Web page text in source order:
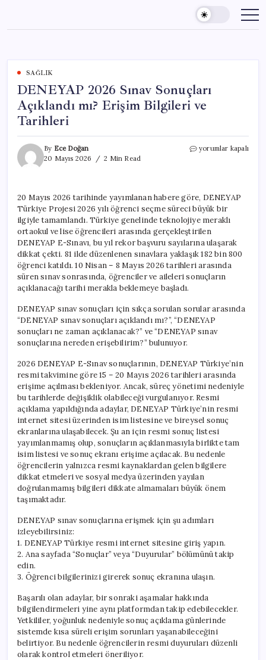
content
SAĞLIK
DENEYAP 2026 Sınav Sonuçları
Açıklandı mı? Erişim Bilgileri ve
Tarihleri
By Ece Doğan
20 Mayıs 2026
2 Min Read
DENEYAP
mı?
Erişim
Bilgileri
ve
Tarihleri
yorumlar kapalı
20 Mayıs 2026 tarihinde yayımlanan habere göre, DENEYAP
Türkiye Projesi 2026 yılı öğrenci seçme süreci büyük bir
ilgiyle tamamlandı. Türkiye genelinde teknolojiye meraklı
ortaokul ve lise öğrencileri arasında gerçekleştirilen
DENEYAP E-Sınavı, bu yıl rekor başvuru sayılarına ulaşarak
dikkat çekti. 81 ilde düzenlenen sınavlara yaklaşık 182 bin 800
öğrenci katıldı. 10 Nisan – 8 Mayıs 2026 tarihleri arasında
süren sınav sonrasında, öğrenciler ve aileleri sonuçların
açıklanacağı tarihi merakla beklemeye başladı.
DENEYAP sınav sonuçları için sıkça sorulan sorular arasında
“DENEYAP sınav sonuçları açıklandı mı?”, “DENEYAP
sonuçları ne zaman açıklanacak?” ve “DENEYAP sınav
sonuçlarına nereden erişebilirim?” bulunuyor.
2026 DENEYAP E-Sınav sonuçlarının, DENEYAP Türkiye’nin
resmi takvimine göre 15 – 20 Mayıs 2026 tarihleri arasında
erişime açılması bekleniyor. Ancak, süreç yönetimi nedeniyle
bu tarihlerde değişiklik olabileceği vurgulanıyor. Resmi
açıklama yapıldığında adaylar, DENEYAP Türkiye’nin resmi
internet sitesi üzerinden isim listesine ve bireysel sonuç
ekranlarına ulaşabilecek. Şu an için resmi sonuç listesi
yayımlanmamış olup, sonuçların açıklanmasıyla birlikte tam
isim listesi ve sonuç ekranı erişime açılacak. Bu nedenle
öğrencilerin yalnızca resmi kaynaklardan gelen bilgilere
dikkat etmeleri ve sosyal medya üzerinden yayılan
doğrulanmamış bilgileri dikkate almamaları büyük önem
taşımaktadır.
DENEYAP sınav sonuçlarına erişmek için şu adımları
izleyebilirsiniz:
1. DENEYAP Türkiye resmi internet sitesine giriş yapın.
2. Ana sayfada “Sonuçlar” veya “Duyurular” bölümünü takip
edin.
3. Öğrenci bilgilerinizi girerek sonuç ekranına ulaşın.
Başarılı olan adaylar, bir sonraki aşamalar hakkında
bilgilendirmeleri yine aynı platformdan takip edebilecekler.
Yetkililer, yoğunluk nedeniyle sonuç açıklama günlerinde
sistemde kısa süreli erişim sorunları yaşanabileceğini
belirtiyor. Bu nedenle öğrencilerin resmi duyuruları düzenli
olarak kontrol etmeleri öneriliyor.